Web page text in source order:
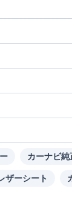
カーナビ純
ザーシート